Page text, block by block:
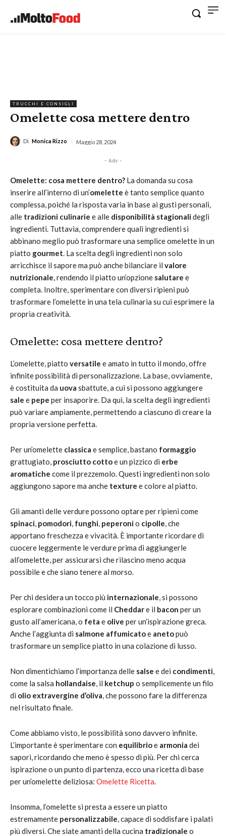
TRUCCHI E CONSIGLI
Omelette cosa mettere dentro
Di Monica Rizzo Maggio 28, 2024
- Adv -
Omelette: cosa mettere dentro? La domanda su cosa
inserire all’interno di un’omelette è tanto semplice quanto
complessa, poiché la risposta varia in base ai gusti personali,
alle tradizioni culinarie e alle disponibilità stagionalidegli
ingredienti. Tuttavia, comprendere quali ingredienti si
abbinano meglio può trasformare una semplice omelette in un
piatto gourmet. La scelta degli ingredienti non solo
arricchisce il sapore ma può anche bilanciare il valore
nutrizionale, rendendo il piatto un’opzione salutare e
completa. Inoltre, sperimentare con diversi ripieni può
trasformare l’omelette in una tela culinaria su cui esprimere la
propria creatività.
Omelette: cosa mettere dentro?
L’omelette, piatto versatile e amato in tutto il mondo, offre
infinite possibilità di personalizzazione. La base, ovviamente,
è costituita da uova sbattute, a cui si possono aggiungere
sale e pepe per insaporire. Da qui, la scelta degli ingredienti
può variare ampiamente, permettendo a ciascuno di creare la
propria versione perfetta.
Per un’omelette classica e semplice, bastano formaggio
grattugiato, prosciutto cottoe un pizzico di erbe
aromatiche come il prezzemolo. Questi ingredienti non solo
aggiungono sapore ma anche texture e colore al piatto.
Gli amanti delle verdure possono optare per ripieni come
spinaci, pomodori, funghi, peperonio cipolle, che
apportano freschezza e vivacità. È importante ricordare di
cuocere leggermente le verdure prima di aggiungerle
all’omelette, per assicurarsi che rilascino meno acqua
possibile e che siano tenere al morso.
Per chi desidera un tocco più internazionale, si possono
esplorare combinazioni come il Cheddare il bacon per un
gusto all’americana, o feta e olive per un’ispirazione greca.
Anche l’aggiunta di salmone affumicatoe anetopuò
trasformare un semplice piatto in una colazione di lusso.
Non dimentichiamo l’importanza delle salse e dei condimenti,
come la salsa hollandaise, il ketchup o semplicemente un filo
di olio extravergine d’oliva, che possono fare la differenza
nel risultato finale.
Come abbiamo visto, le possibilità sono davvero infinite.
L’importante è sperimentare con equilibrioe armonia dei
sapori, ricordando che meno è spesso di più. Per chi cerca
ispirazione o un punto di partenza, ecco una ricetta di base
per un’omelette deliziosa: Omelette Ricetta.
Insomma, l’omelette si presta a essere un piatto
estremamente personalizzabile, capace di soddisfare i palati
più diversi. Che siate amanti della cucina tradizionale o